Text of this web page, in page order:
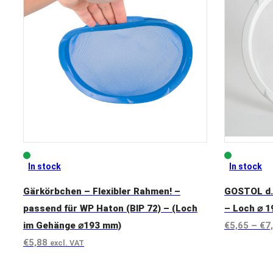
In stock
Gärkörbchen – Flexibler Rahmen! –
passend für WP Haton (BIP 72) – (Loch
im Gehänge ⌀193 mm)
€5,88 excl. VAT
In stock
GOSTOL
– Loch ⌀
€5,65 – €